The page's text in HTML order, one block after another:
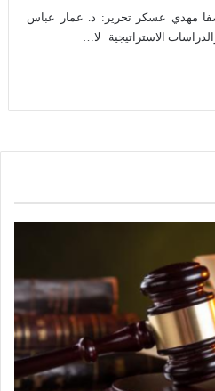
مهدي عسكر تحرير: د. عمار عباس
الاستراتيجية لا…